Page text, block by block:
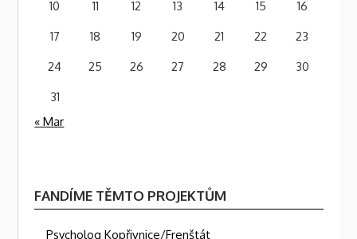
10
11 12 13 14 15
16
17
18 19 20 21 22
23
24
25 26 27 28 29
30
31
« Mar
FANDÍME TĚMTO PROJEKTŮM
Psycholog Kopřivnice/Frenštát